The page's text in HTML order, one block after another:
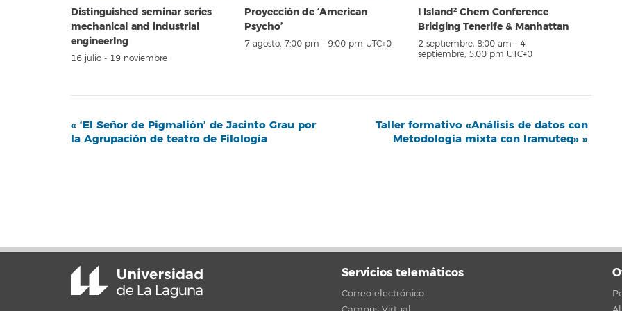
Distinguished seminar series
mechanical and industrial
engineerIng
16 julio - 19 noviembre
Proyección de ‘American
Psycho’
7 agosto, 7:00 pm - 9:00 pm UTC+0
I Island² Chem Conference
Bridging Tenerife & Manhattan
2 septiembre, 8:00 am - 4
septiembre, 5:00 pm UTC+0
Navegación
del
« ‘El Señor de Pigmalión’ de Jacinto Grau por
la Agrupación de teatro de Filología
Taller formativo «Análisis de datos con
Metodología mixta con Iramuteq» »
Servicios telemáticos
Correo electrónico